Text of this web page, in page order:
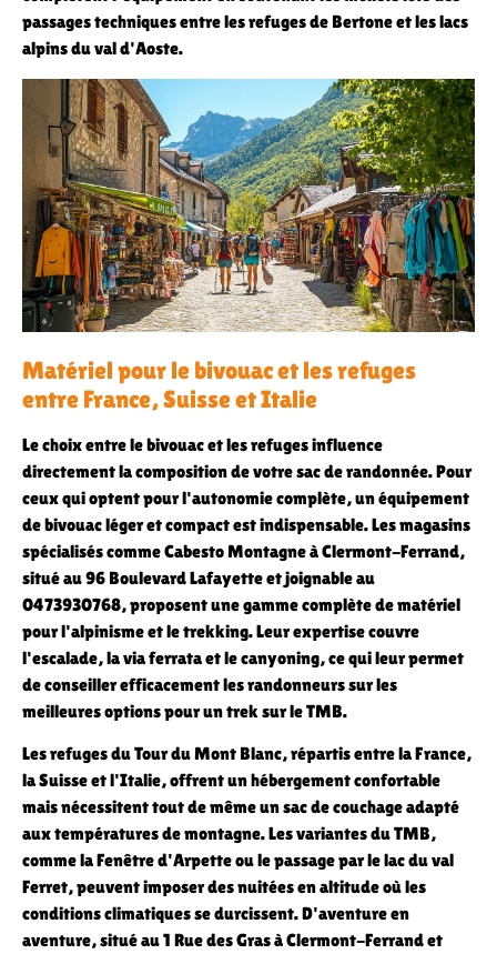
passages techniques entre les refuges de Bertone et les lacs
alpins du val d'Aoste.
Matériel pour le bivouac et les refuges
entre France, Suisse et Italie
Le choix entre le bivouac et les refuges influence
directement la composition de votre sac de randonnée. Pour
ceux qui optent pour l'autonomie complète, un équipement
de bivouac léger et compact est indispensable. Les magasins
spécialisés comme Cabesto Montagne à Clermont-Ferrand,
situé au 96 Boulevard Lafayette et joignable au
0473930768, proposent une gamme complète de matériel
pour l'alpinisme et le trekking. Leur expertise couvre
l'escalade, la via ferrata et le canyoning, ce qui leur permet
de conseiller efficacement les randonneurs sur les
meilleures options pour un trek sur le TMB.
Les refuges du Tour du Mont Blanc, répartis entre la France,
la Suisse et l'Italie, offrent un hébergement confortable
mais nécessitent tout de même un sac de couchage adapté
aux températures de montagne. Les variantes du TMB,
comme la Fenêtre d'Arpette ou le passage par le lac du val
Ferret, peuvent imposer des nuitées en altitude où les
conditions climatiques se durcissent. D'aventure en
aventure, situé au 1 Rue des Gras à Clermont-Ferrand et